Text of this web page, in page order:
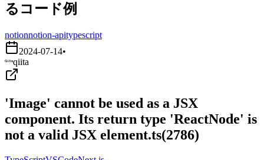
るコード例
notionnotion-apitypescript
2024-07-14•
qiita
'Image' cannot be used as a JSX
component. Its return type 'ReactNode' is
not a valid JSX element.ts(2786)